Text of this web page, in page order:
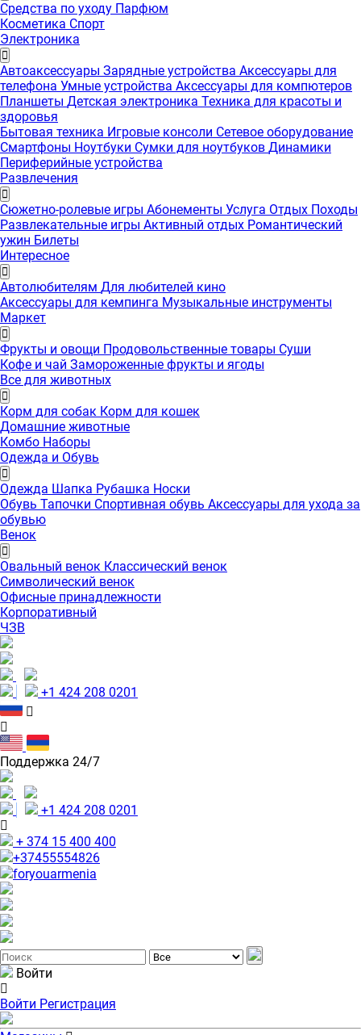
Средства по уходу Парфюм
Косметика Спорт
Электроника
Автоаксессуары Зарядные устройства Аксессуары для
телефона Умные устройства Аксессуары для компютеров
Планшеты Детская электроника Техника для красоты и
здоровья
Бытовая техника Игровые консоли Сетевое оборудование
Смартфоны Ноутбуки Сумки для ноутбуков Динамики
Периферийные устройства
Развлечения
Сюжетно-ролевые игры Абонементы Услуга Отдых Походы
Развлекательные игры Активный отдых Романтический
ужин Билеты
Интересноe
Автолюбителям Для любителей кино
Аксессуары для кемпинга Музыкальные инструменты
Маркет
Фрукты и овощи Продовольственные товары Суши
Кофе и чай Замороженные фрукты и ягоды
Все для животных
Корм для собак Корм для кошек
Домашние животные
Комбо Наборы
Одежда и Обувь
Одежда Шапка Рубашка Носки
Обувь Тапочки Спортивная обувь Аксессуары для ухода за
обувью
Венок
Овальный венок Классический венок
Символический венок
Офисные принадлежности
Корпоративный
ЧЗВ
+1 424 208 0201
Поддержка 24/7
+1 424 208 0201
+ 374 15 400 400
+37455554826
foryouarmenia
Войти
Войти Регистрация